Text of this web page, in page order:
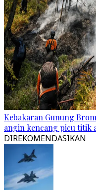
Kebakaran Gunung
angin kencang picu titik
DIREKOMENDASIKAN